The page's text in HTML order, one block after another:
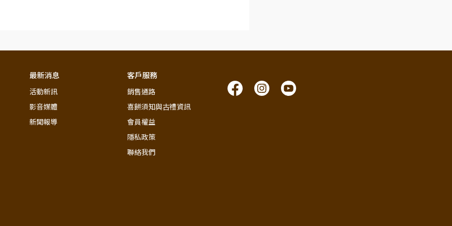
最新消息
活動新訊
影音媒體
新聞報導
客戶服務
銷售通路
喜餅須知與古禮資訊
會員權益
隱私政策
聯絡我們